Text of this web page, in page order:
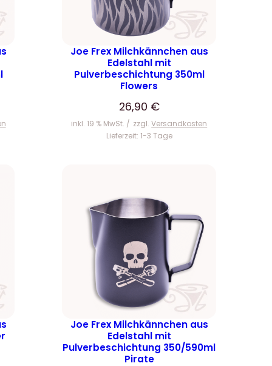
Joe Frex Milchkännchen aus
Edelstahl mit
Pulverbeschichtung 350ml
Flowers
26,90 €
inkl. 19 % MwSt. zzgl.Versandkosten
Lieferzeit: 1-3 Tage
Joe Frex Milchkännchen aus
Edelstahl mit
Pulverbeschichtung 350/590ml
Pirate